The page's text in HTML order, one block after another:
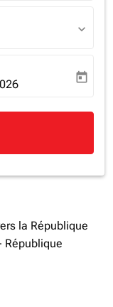
expand_more
return-date-aria-
today
la République
République